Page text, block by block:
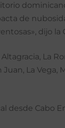
de
dijo la
La
Juan, La
Cabo